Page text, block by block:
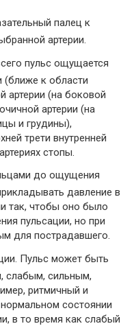
палец к
артерии.
пульс ощущается
(ближе к области
артерии (на боковой
артерии (на
и грудины),
трети внутренней
стопы.
до ощущения
давление в
так, чтобы оно было
пульсации, но при
для пострадавшего.
Пульс может быть
слабым, сильным,
ритмичный и
состоянии
в то время как слабый